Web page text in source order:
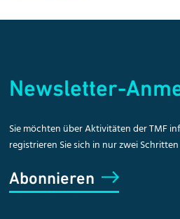
Newsletter-
Sie möchten über Aktivitäten der TMF
registrieren Sie sich in nur zwei
Abonnieren